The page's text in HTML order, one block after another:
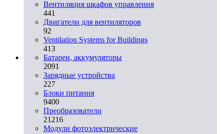
Вентиляция шкафов управления
441
Двигатели для вентиляторов
92
Ventilation Systems for Buildings
413
Батареи, аккумуляторы
2091
Зарядные устройства
227
Блоки питания
9400
Преобразователи
21216
Модули фотоэлектрические